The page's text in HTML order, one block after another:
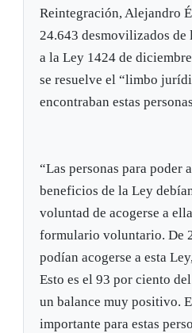
Reintegración, Alejandro
24.643 desmovilizados de
a la Ley 1424 de
se resuelve el “limbo
encontraban estas
“Las personas para poder
beneficios de la Ley
voluntad de acogerse a
formulario voluntario. De
podían acogerse a esta
Esto es el 93 por ciento
un balance muy positivo.
importante para estas